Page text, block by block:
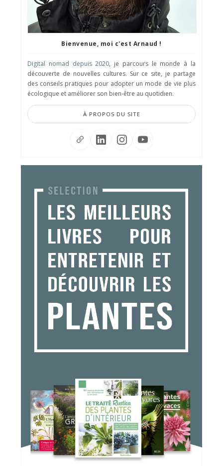
Bienvenue, moi c'est Arnaud !
Digital nomad depuis 2020, je parcours le monde à la
découverte de nouvelles cultures. Sur ce site, je partage
des conseils pratiques pour adopter un mode de vie plus
écologique et améliorer son bien-être au quotidien.
À PROPOS DU SITE